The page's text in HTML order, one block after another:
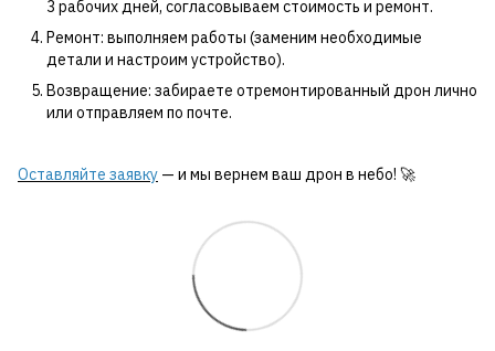
3 рабочих дней, согласовываем стоимость и ремонт.
Ремонт: выполняем работы (заменим необходимые
детали и настроим устройство).
Возвращение: забираете отремонтированный дрон лично
или отправляем по почте.
Оставляйте заявку — и мы вернем ваш дрон в небо! 🚀